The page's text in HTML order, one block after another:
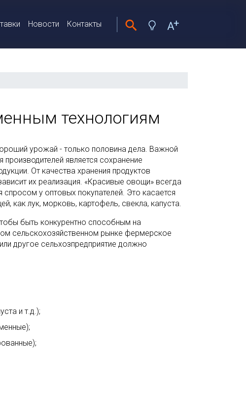
Новости Контакты
технологиям
урожай - только половина дела. Важной
производителей является сохранение
От качества хранения продуктов
их реализация. «Красивые овощи» всегда
спросом у оптовых покупателей. Это касается
как лук, морковь, картофель, свекла, капуста.
быть конкурентно способным на
сельскохозяйственном рынке фермерское
другое сельхозпредприятие должно
и т.д.);